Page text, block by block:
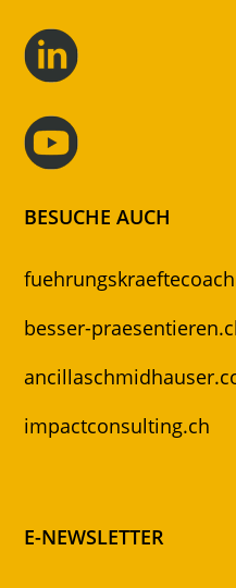
BESUCHE AUCH
besser-
impactconsulting.ch
E-NEWSLETTER